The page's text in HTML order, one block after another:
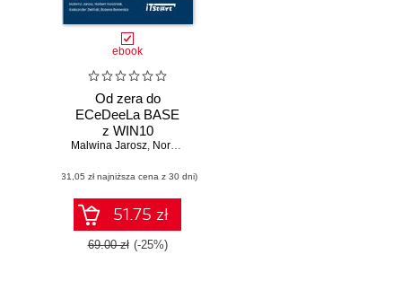
ebook
Od zera do
ECeDeeLa BASE
z WIN10
Malwina Jarosz, Norbert Kwaśniak
(31,05 zł najniższa cena z 30 dni)
51.75 zł
69.00 zł (-25%)